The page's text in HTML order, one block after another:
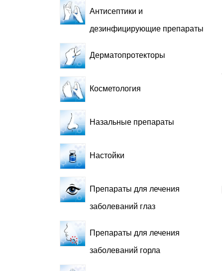
Антисептики и
дезинфицирующие препараты
Дерматопротекторы
Косметология
Назальные препараты
Настойки
Препараты для лечения
заболеваний глаз
Препараты для лечения
заболеваний горла